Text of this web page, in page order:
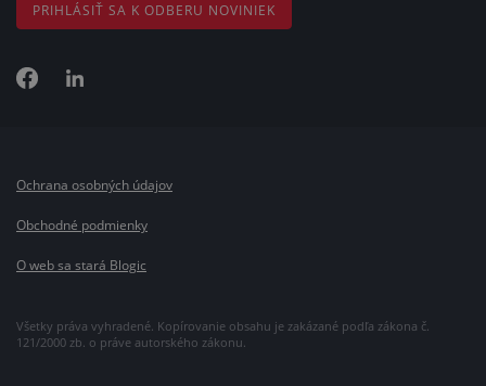
PRIHLÁSIŤ SA K ODBERU NOVINIEK
Všetky práva vyhradené. Kopírovanie obsahu je zakázané podľa zákona č.
121/2000 zb. o práve autorského zákonu.
Ochrana osobných údajov
Obchodné podmienky
O web sa stará Blogic